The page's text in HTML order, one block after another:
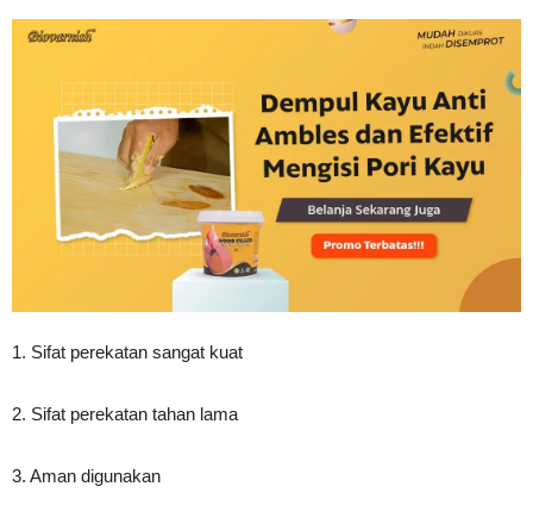
1. Sifat perekatan sangat kuat
2. Sifat perekatan tahan lama
3. Aman digunakan